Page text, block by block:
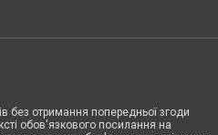
без отримання попередньої згоди
обов'язкового посилання на